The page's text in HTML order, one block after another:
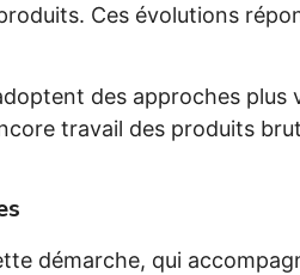
Ces évolutions
des approches
travail des produits
démarche, qui